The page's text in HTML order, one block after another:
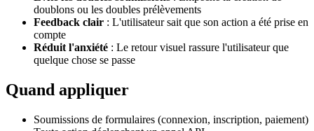
doublons ou les doubles prélèvements
Feedback clair : L'utilisateur sait que son action a été prise en
compte
Réduit l'anxiété : Le retour visuel rassure l'utilisateur que
quelque chose se passe
Quand appliquer
Soumissions de formulaires (connexion, inscription, paiement)